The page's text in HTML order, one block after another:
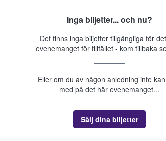
Inga biljetter... och nu?
Det finns inga biljetter tillgängliga för
evenemanget för tillfället - kom tillbaka
Eller om du av någon anledning inte
med på det här evenemanget...
Sälj dina biljetter